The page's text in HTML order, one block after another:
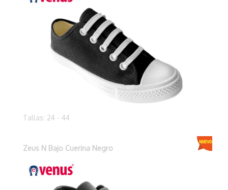
Tallas: 24 - 44
Zeus N Bajo Cuerina Negro